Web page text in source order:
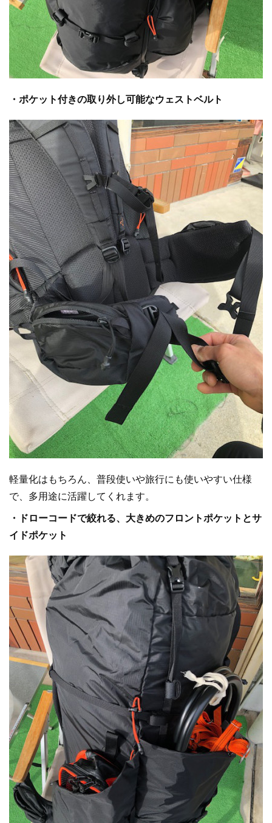
・ポケット付きの取り外し可能なウェストベルト
軽量化はもちろん、普段使いや旅行にも使いやすい仕様
で、多用途に活躍してくれます。
・ドローコードで絞れる、大きめのフロントポケットとサ
イドポケット